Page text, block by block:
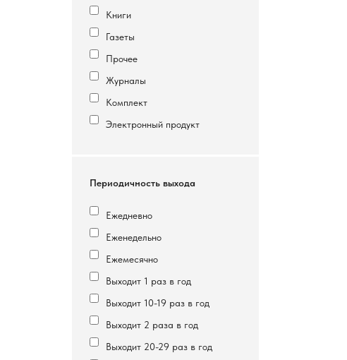
Книги
Газеты
Прочее
Журналы
Комплект
Электронный продукт
Периодичность выхода
Ежедневно
Еженедельно
Ежемесячно
Выходит 1 раз в год
Выходит 10-19 раз в год
Выходит 2 раза в год
Выходит 20-29 раз в год